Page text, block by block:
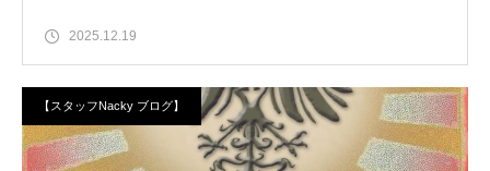
2025.12.19
【スタッフNacky ブログ】